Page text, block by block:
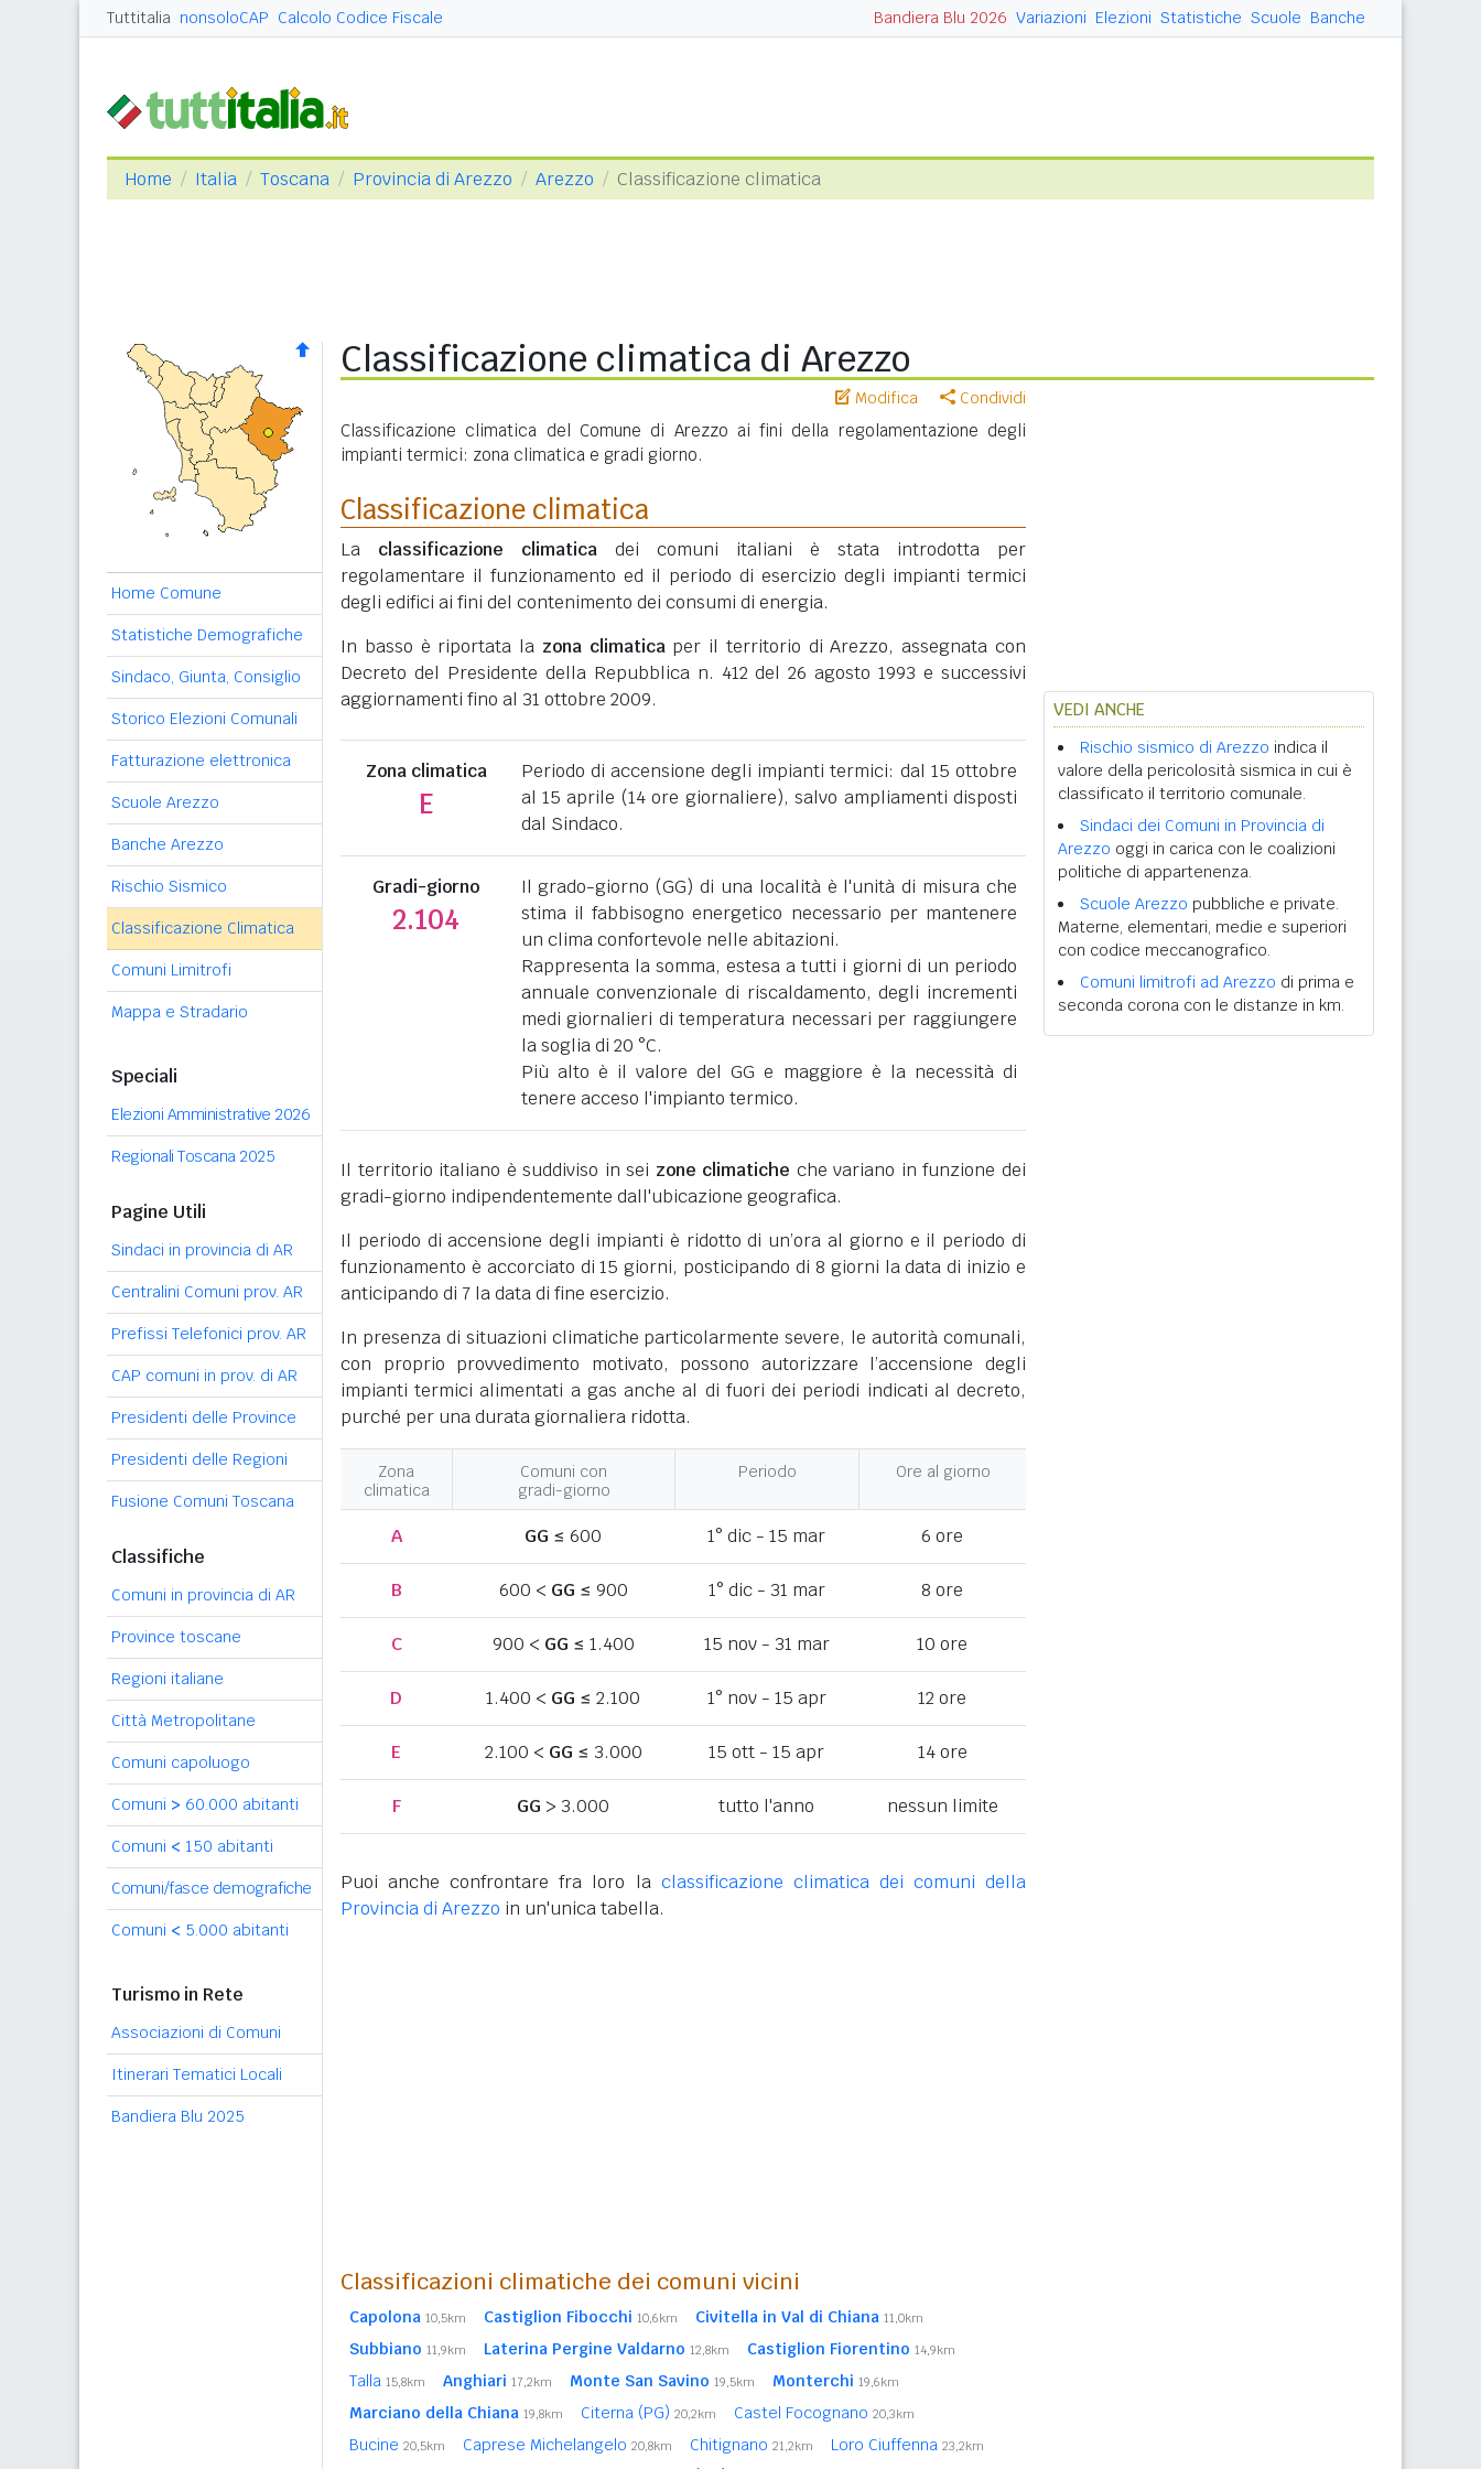
Tuttitalia nonsoloCAP Calcolo Codice Fiscale Bandiera Blu 2026 Variazioni Elezioni Statistiche Scuole Banche
Home Italia Toscana Provincia di Arezzo Arezzo Classificazione climatica
Home Comune
Statistiche Demografiche
Sindaco, Giunta, Consiglio
Storico Elezioni Comunali
Fatturazione elettronica
Scuole Arezzo
Banche Arezzo
Rischio Sismico
Classificazione Climatica
Comuni Limitrofi
Mappa e Stradario
Speciali
Elezioni Amministrative 2026
Regionali Toscana 2025
Pagine Utili
Sindaci in provincia di AR
Centralini Comuni prov. AR
Prefissi Telefonici prov. AR
CAP comuni in prov. di AR
Presidenti delle Province
Presidenti delle Regioni
Fusione Comuni Toscana
Classifiche
Comuni in provincia di AR
Province toscane
Regioni italiane
Città Metropolitane
Comuni capoluogo
Comuni > 60.000 abitanti
Comuni < 150 abitanti
Comuni/fasce demografiche
Comuni < 5.000 abitanti
Turismo in Rete
Associazioni di Comuni
Itinerari Tematici Locali
Bandiera Blu 2025
Classificazione climatica di Arezzo
Modifica Condividi
Classificazione climatica del Comune di Arezzo ai fini della regolamentazione degli
impianti termici: zona climatica e gradi giorno.
Classificazione climatica
La classificazione climatica dei comuni italiani è stata introdotta per
regolamentare il funzionamento ed il periodo di esercizio degli impianti termici
degli edifici ai fini del contenimento dei consumi di energia.
In basso è riportata la zona climaticaper il territorio di Arezzo, assegnata con
Decreto del Presidente della Repubblica n. 412 del 26 agosto 1993 e successivi
aggiornamenti fino al 31 ottobre 2009.
Zona climatica
E
Periodo di accensione degli impianti termici: dal 15 ottobre
al 15 aprile (14 ore giornaliere), salvo ampliamenti disposti
dal Sindaco.
Gradi-giorno
2.104
Il grado-giorno (GG) di una località è l'unità di misura che
stima il fabbisogno energetico necessario per mantenere
un clima confortevole nelle abitazioni.
Rappresenta la somma, estesa a tutti i giorni di un periodo
annuale convenzionale di riscaldamento, degli incrementi
medi giornalieri di temperatura necessari per raggiungere
la soglia di 20 °C.
Più alto è il valore del GG e maggiore è la necessità di
tenere acceso l'impianto termico.
Il territorio italiano è suddiviso in sei zone climatiche che variano in funzione dei
gradi-giorno indipendentemente dall'ubicazione geografica.
Il periodo di accensione degli impianti è ridotto di un’ora al giorno e il periodo di
funzionamento è accorciato di 15 giorni, posticipando di 8 giorni la data di inizio e
anticipando di 7 la data di fine esercizio.
In presenza di situazioni climatiche particolarmente severe, le autorità comunali,
con proprio provvedimento motivato, possono autorizzare l’accensione degli
impianti termici alimentati a gas anche al di fuori dei periodi indicati al decreto,
purché per una durata giornaliera ridotta.
Zona
climatica
Comuni con
gradi-giorno
Periodo Ore al giorno
A GG ≤ 600 1° dic - 15 mar 6 ore
B 600 < GG ≤ 900 1° dic - 31 mar 8 ore
C 900 < GG ≤ 1.400 15 nov - 31 mar 10 ore
D 1.400 < GG ≤ 2.100 1° nov - 15 apr 12 ore
E 2.100 < GG ≤ 3.000 15 ott - 15 apr 14 ore
F GG > 3.000 tutto l'anno nessun limite
Puoi anche confrontare fra loro la classificazione climatica dei comuni della
Provincia di Arezzo in un'unica tabella.
Classificazioni climatiche dei comuni vicini
Capolona 10,5km Castiglion Fibocchi 10,6km Civitella in Val di Chiana 11,0km
Subbiano 11,9km Laterina Pergine Valdarno 12,8km Castiglion Fiorentino 14,9km
Talla 15,8km Anghiari 17,2km Monte San Savino 19,5km Monterchi 19,6km
Marciano della Chiana 19,8km Citerna (PG) 20,2km Castel Focognano 20,3km
Bucine 20,5km Caprese Michelangelo 20,8km Chitignano 21,2km Loro Ciuffenna 23,2km
VEDI ANCHE
Rischio sismico di Arezzo indica il
valore della pericolosità sismica in cui è
classificato il territorio comunale.
Sindaci dei Comuni in Provincia di
Arezzo oggi in carica con le coalizioni
politiche di appartenenza.
Scuole Arezzo pubbliche e private.
Materne, elementari, medie e superiori
con codice meccanografico.
Comuni limitrofi ad Arezzo di prima e
seconda corona con le distanze in km.